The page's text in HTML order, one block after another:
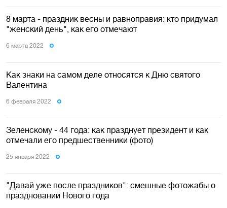
8 марта - праздник весны и равноправия: кто придумал
"женский день", как его отмечают
6 марта 2022
Как знаки на самом деле относятся к Дню святого
Валентина
6 февраля 2022
Зеленскому - 44 года: как празднует президент и как
отмечали его предшественники (фото)
25 января 2022
"Давай уже после праздников": смешные фотожабы о
праздновании Нового года